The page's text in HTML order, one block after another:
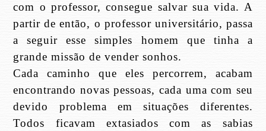
com o professor, consegue salvar sua vida. A
partir de então, o professor universitário, passa
a seguir esse simples homem que tinha a
grande missão de vender sonhos.
Cada caminho que eles percorrem, acabam
encontrando novas pessoas, cada uma com seu
devido problema em situações diferentes.
Todos ficavam extasiados com as sabias